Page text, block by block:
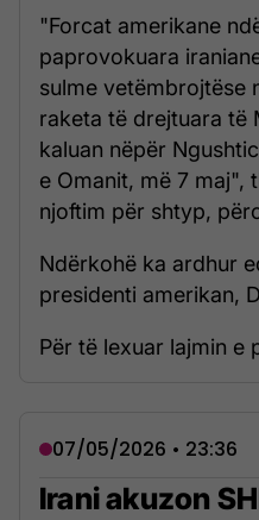
"Forcat amerikane
paprovokuara
sulme vetëmbrojtëse
raketa të drejtuara të
kaluan nëpër
e Omanit, më 7 maj",
njoftim për shtyp,
Ndërkohë ka ardhur
presidenti amerikan,
Për të lexuar lajmin e
07/05/2026 • 23:36
Irani akuzon